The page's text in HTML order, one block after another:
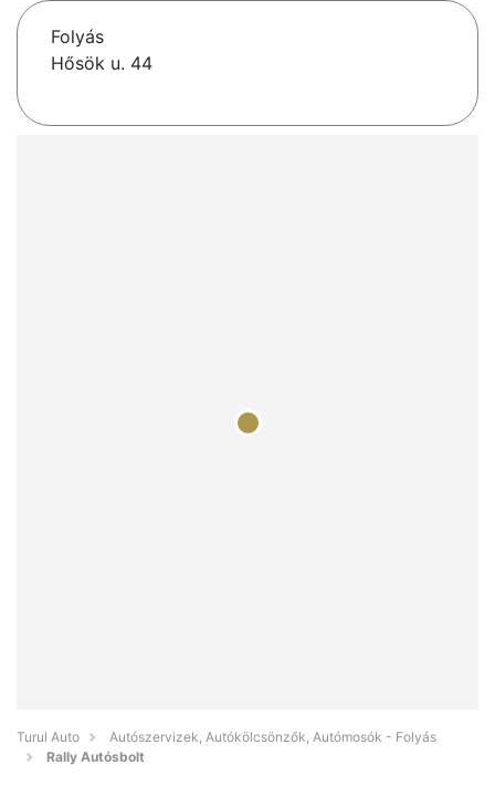
Folyás
Hősök u. 44
Turul Auto
Autószervizek, Autókölcsönzők, Autómosók - Folyás
Rally Autósbolt